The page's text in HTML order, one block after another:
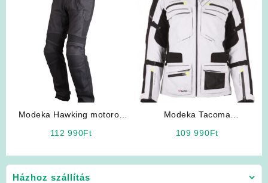
Házhoz szállítás
Modeka Hawking motoros
112 990Ft
Modeka Tacoma
109 990Ft